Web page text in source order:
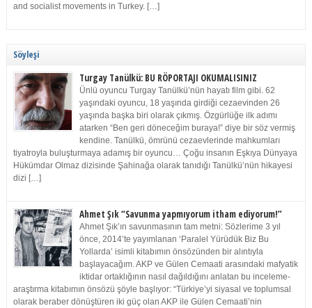
and socialist movements in Turkey. […]
Söyleşi
Turgay Tanülkü: BU RÖPORTAJI OKUMALISINIZ
Ünlü oyuncu Turgay Tanülkü’nün hayatı film gibi. 62
yaşındaki oyuncu, 18 yaşında girdiği cezaevinden 26
yaşında başka biri olarak çıkmış. Özgürlüğe ilk adımı
atarken “Ben geri döneceğim buraya!” diye bir söz vermiş
kendine. Tanülkü, ömrünü cezaevlerinde mahkumları
tiyatroyla buluşturmaya adamış bir oyuncu… Çoğu insanın Eşkıya Dünyaya
Hükümdar Olmaz dizisinde Şahinağa olarak tanıdığı Tanülkü’nün hikayesi
dizi […]
Ahmet Şık “Savunma yapmıyorum itham ediyorum!”
Ahmet Şık’ın savunmasının tam metni: Sözlerime 3 yıl
önce, 2014’te yayımlanan ‘Paralel Yürüdük Biz Bu
Yollarda’ isimli kitabımın önsözünden bir alıntıyla
başlayacağım. AKP ve Gülen Cemaati arasındaki mafyatik
iktidar ortaklığının nasıl dağıldığını anlatan bu inceleme-
araştırma kitabımın önsözü şöyle başlıyor: “Türkiye’yi siyasal ve toplumsal
olarak beraber dönüştüren iki güç olan AKP ile Gülen Cemaati’nin